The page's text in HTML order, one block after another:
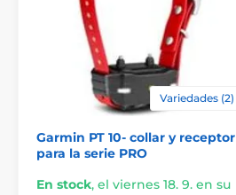
Variedades (2)
Garmin PT 10- collar y receptor
para la serie PRO
En stock, el viernes 18. 9. en su